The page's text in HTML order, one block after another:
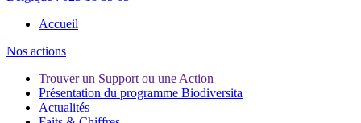
Accueil
Nos actions
Trouver un Support ou une Action
Présentation du programme Biodiversita
Actualités